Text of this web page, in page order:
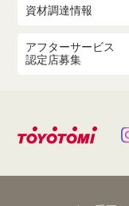
資材調達情報
アフターサービス
認定店募集